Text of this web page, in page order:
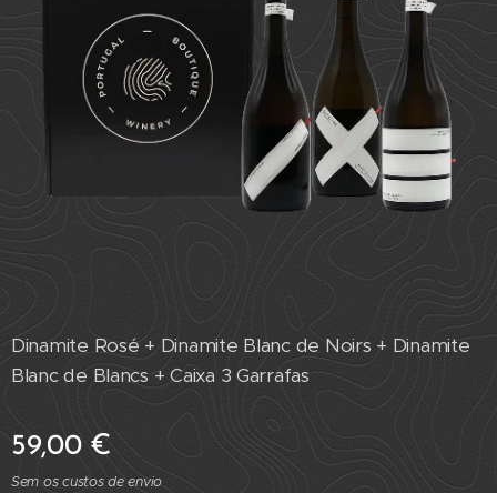
Dinamite Rosé + Dinamite Blanc de Noirs + Dinamite
Blanc de Blancs + Caixa 3 Garrafas
59,00€
Sem os custos de envio